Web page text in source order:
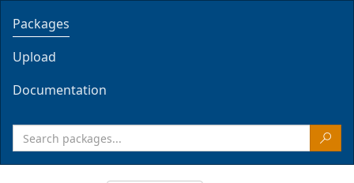
Packages
Upload
Documentation